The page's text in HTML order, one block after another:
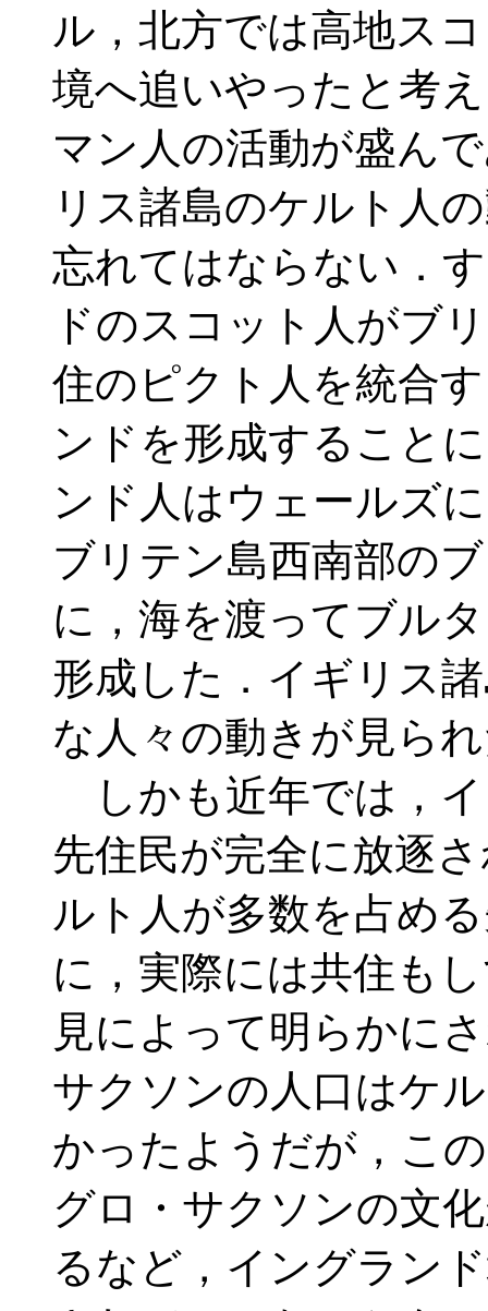
ル，北方では高地ス
境へ追いやったと考
マン人の活動が盛ん
リス諸島のケルト人
忘れてはならない．
ドのスコット人がブ
住のピクト人を統合
ンドを形成すること
ンド人はウェールズ
ブリテン島西南部の
に，海を渡ってブル
形成した．イギリス
な人々の動きが見ら
しかも近年では，
先住民が完全に放逐
ルト人が多数を占め
に，実際には共住も
見によって明らかに
サクソンの人口はケ
かったようだが，こ
グロ・サクソンの文
るなど，イングラン